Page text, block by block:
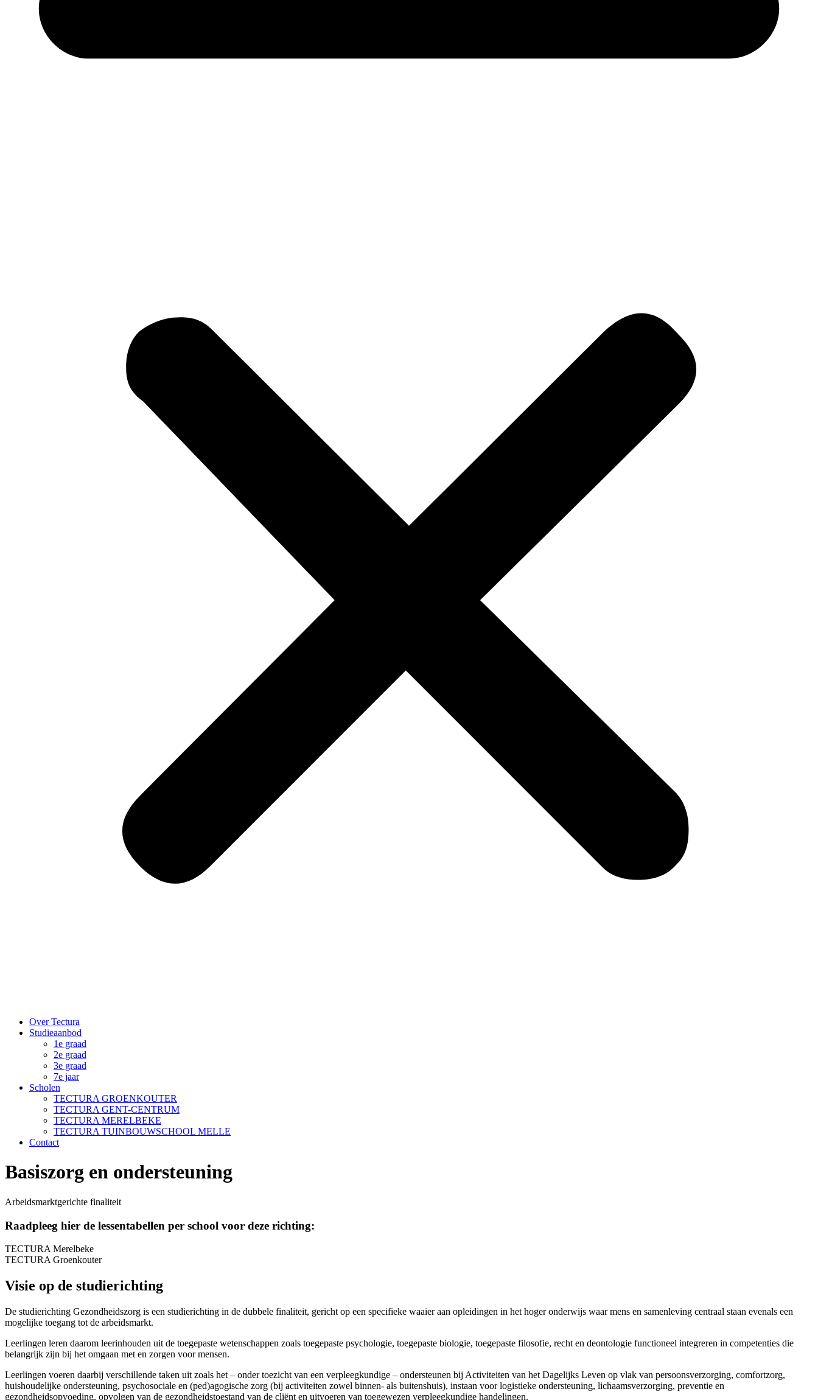
Over Tectura
Studieaanbod
1e graad
2e graad
3e graad
7e jaar
Scholen
TECTURA GROENKOUTER
TECTURA GENT-CENTRUM
TECTURA MERELBEKE
TECTURA TUINBOUWSCHOOL MELLE
Contact
Basiszorg en ondersteuning
Arbeidsmarktgerichte finaliteit
Raadpleeg hier de lessentabellen per school voor deze richting:
TECTURA Merelbeke
TECTURA Groenkouter
Visie op de studierichting
De studierichting Gezondheidszorg is een studierichting in de dubbele finaliteit, gericht op een specifieke waaier aan opleidingen in het hoger onderwijs waar mens en samenleving centraal staan evenals een
mogelijke toegang tot de arbeidsmarkt.
Leerlingen leren daarom leerinhouden uit de toegepaste wetenschappen zoals toegepaste psychologie, toegepaste biologie, toegepaste filosofie, recht en deontologie functioneel integreren in competenties die
belangrijk zijn bij het omgaan met en zorgen voor mensen.
Leerlingen voeren daarbij verschillende taken uit zoals het – onder toezicht van een verpleegkundige – ondersteunen bij Activiteiten van het Dagelijks Leven op vlak van persoonsverzorging, comfortzorg,
huishoudelijke ondersteuning, psychosociale en (ped)agogische zorg (bij activiteiten zowel binnen- als buitenshuis), instaan voor logistieke ondersteuning, lichaamsverzorging, preventie en
gezondheidsopvoeding, opvolgen van de gezondheidstoestand van de cliënt en uitvoeren van toegewezen verpleegkundige handelingen.